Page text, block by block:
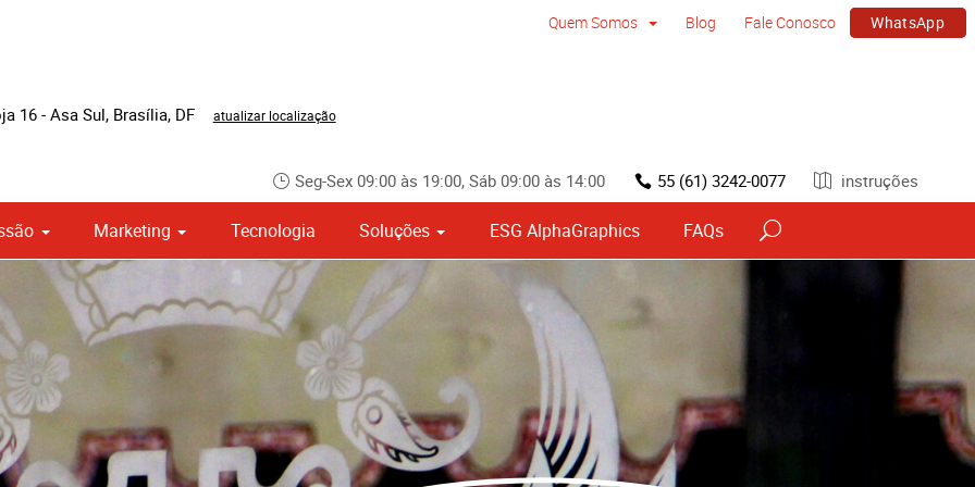
Quem Somos Blog Fale Conosco WhatsApp
16 - Asa Sul, Brasília, DF atualizar localização
Seg-Sex 09:00 às 19:00, Sáb 09:00 às 14:00 55 (61) 3242-0077 instruções
Marketing Tecnologia Soluções ESG AlphaGraphics FAQs